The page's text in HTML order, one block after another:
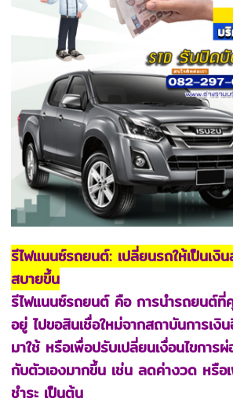
รีไฟแนนซ์รถยนต์: เปลี่ยนรถให้เป็นเ
สบายขึ้น
รีไฟแนนซ์รถยนต์ คือ การนำรถยนต์ที่
อยู่ ไปขอสินเชื่อใหม่จากสถาบันการเงิ
มาใช้ หรือเพื่อปรับเปลี่ยนเงื่อนไขการผ่
กับตัวเองมากขึ้น เช่น ลดค่างวด หรือเ
ชำระ เป็นต้น